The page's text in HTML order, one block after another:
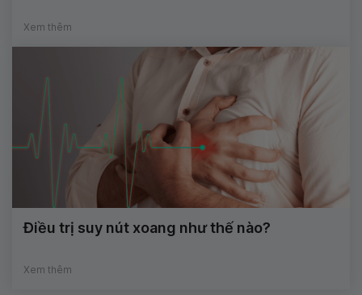
Xem thêm
Điều trị suy nút xoang như thế nào?
Xem thêm